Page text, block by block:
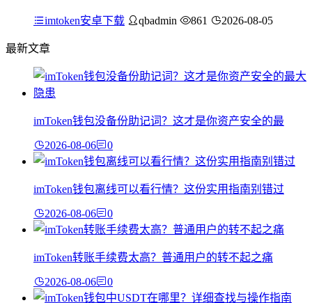
imtoken安卓下载 qbadmin 861 2026-08-05
最新文章
imToken钱包没备份助记词？这才是你资产安全的最
2026-08-06 0
imToken钱包离线可以看行情？这份实用指南别错过
2026-08-06 0
imToken转账手续费太高？普通用户的转不起之痛
2026-08-06 0